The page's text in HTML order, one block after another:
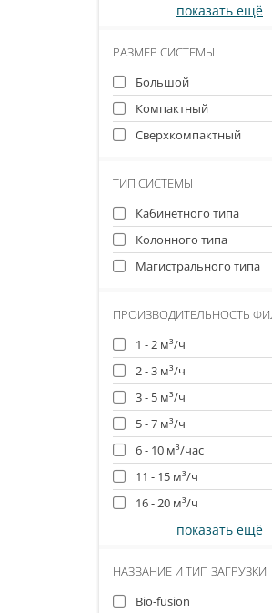
показать ещё
РАЗМЕР СИСТЕМЫ
Большой
Компактный
Сверхкомпактный
ТИП СИСТЕМЫ
Кабинетного типа
Колонного типа
Магистрального типа
ПРОИЗВОДИТЕЛЬНОСТЬ
1 - 2 м³/ч
2 - 3 м³/ч
3 - 5 м³/ч
5 - 7 м³/ч
6 - 10 м³/час
11 - 15 м³/ч
16 - 20 м³/ч
показать ещё
НАЗВАНИЕ И ТИП ЗАГРУЗКИ
Bio-fusion